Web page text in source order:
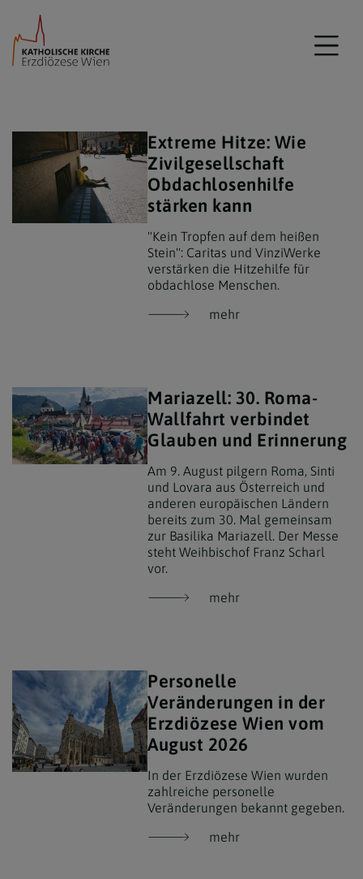
Extreme Hitze: Wie
Zivilgesellschaft
Obdachlosenhilfe
stärken kann
"Kein Tropfen auf dem heißen
Stein": Caritas und VinziWerke
verstärken die Hitzehilfe für
obdachlose Menschen.
mehr
Mariazell: 30. Roma-
Wallfahrt verbindet
Glauben und Erinnerung
Am 9. August pilgern Roma, Sinti
und Lovara aus Österreich und
anderen europäischen Ländern
bereits zum 30. Mal gemeinsam
zur Basilika Mariazell. Der Messe
steht Weihbischof Franz Scharl
vor.
mehr
Personelle
Veränderungen in der
Erzdiözese Wien vom
August 2026
In der Erzdiözese Wien wurden
zahlreiche personelle
Veränderungen bekannt gegeben.
mehr